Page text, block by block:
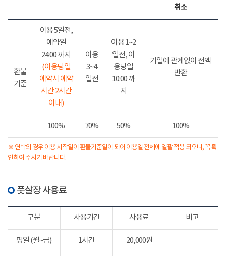
취소
환불
기준
이용 5일전,
예약일
24:00 까지
(이용당일
예약시 예약
시간 2시간
이내)
이용
3~4
일전
이용 1~2
일전, 이
용당일
10:00 까
지
기일에 관계없이 전액
반환
100% 70% 50% 100%
※ 연박의 경우 이용 시작일이 환불기준일이 되어 이용일 전체에 일괄 적용 되오니, 꼭 확
인하여 주시기 바랍니다.
풋살장 사용료
구분 사용기간 사용료 비고
평일 (월~금) 1시간 20,000원